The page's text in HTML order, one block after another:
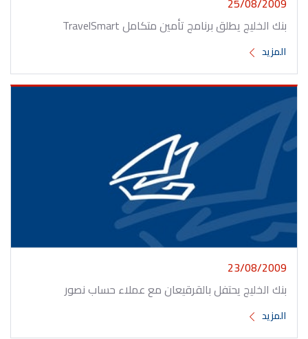
بنك الخليج يطلق برنامج تأمين متكامل TravelSmart
المزيد
23/08/2009
بنك الخليج يحتفل بالقرقيعان مع عملاء حساب نصور
المزيد